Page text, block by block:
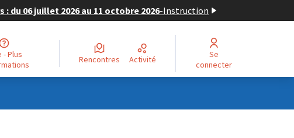
06 juillet 2026 au 11 octobre 2026-Instruction
Rencontres Activité
Se
connecter